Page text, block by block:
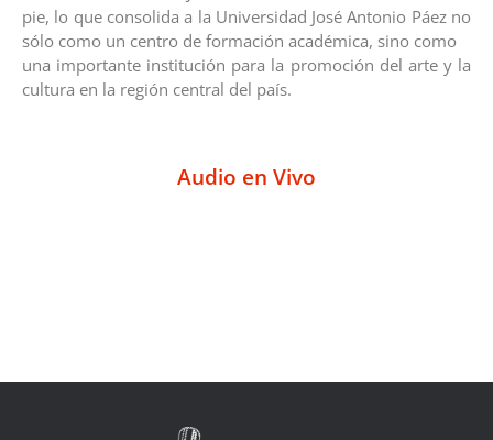
pie, lo que consolida a la Universidad José Antonio Páez no
sólo como un centro de formación académica, sino como
una importante institución para la promoción del arte y la
cultura en la región central del país.
Audio en Vivo